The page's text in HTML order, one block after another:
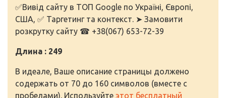
✅Вивід сайту в ТОП Google по Україні, Європі,
США, ✅ Таргетинг та контекст. ➤ Замовити
розкрутку сайту ☎ +38(067) 653-72-39
Длина : 249
В идеале, Ваше описание страницы должено
содержать от 70 до 160 символов (вместе с
пробелами). Используйте этот бесплатный